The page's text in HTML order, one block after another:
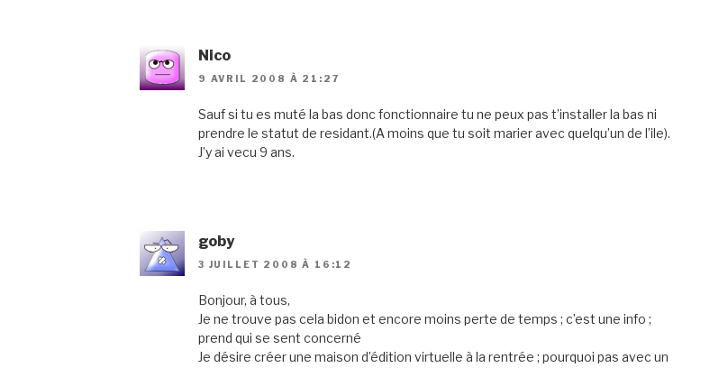
Nico
9 AVRIL 2008 À 21:27
Sauf si tu es muté la bas donc fonctionnaire tu ne peux pas t’installer la bas ni
prendre le statut de residant.(A moins que tu soit marier avec quelqu’un de l’ile).
J’y ai vecu 9 ans.
goby
3 JUILLET 2008 À 16:12
Bonjour, à tous,
Je ne trouve pas cela bidon et encore moins perte de temps ; c’est une info ;
prend qui se sent concerné
Je désire créer une maison d’édition virtuelle à la rentrée ; pourquoi pas avec un